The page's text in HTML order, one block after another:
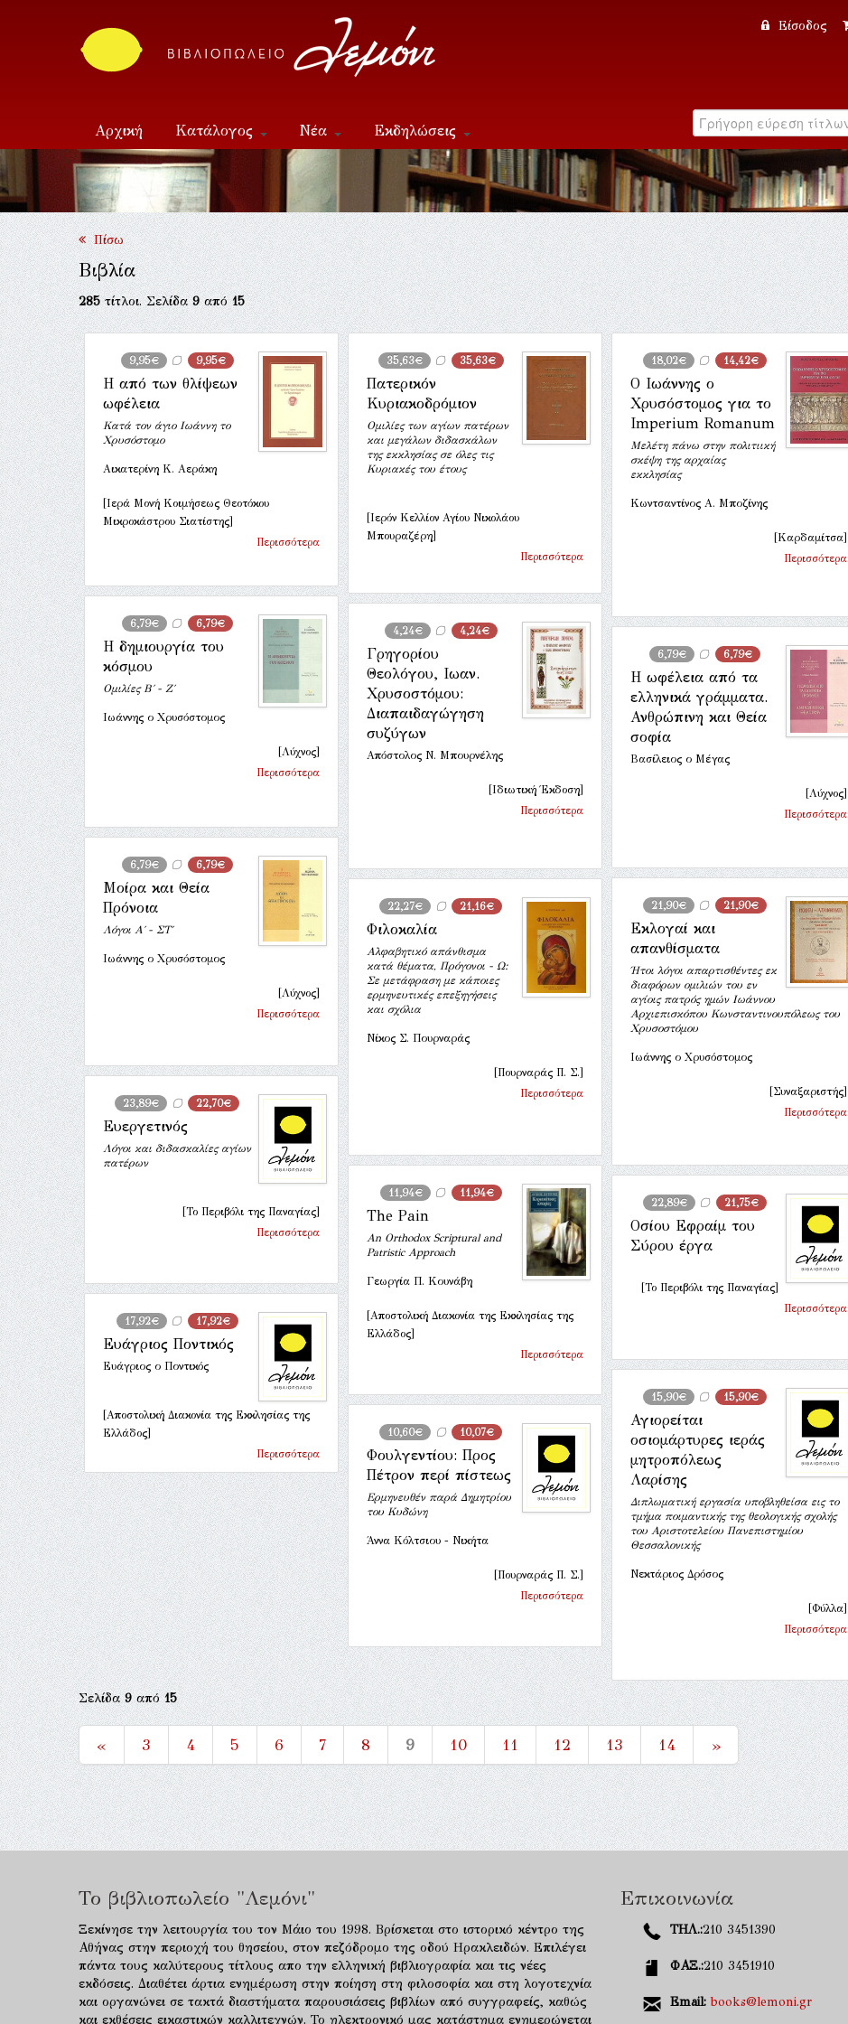
Είσοδος
Αρχική Κατάλογος Νέα Εκδηλώσεις
Επικοινωνία
Πίσω
Βιβλία
285τίτλοι. Σελίδα9από15
9,95€ 9,95€
Η από των θλίψεων
ωφέλεια
Κατά τον άγιο Ιωάννη το
Χρυσόστομο
Αικατερίνη Κ. Αεράκη
[Ιερά Μονή Κοιμήσεως Θεοτόκου
Μικροκάστρου Σιατίστης]
Περισσότερα
35,63€ 35,63€
Πατερικόν
Κυριακοδρόμιον
Ομιλίες των αγίων πατέρων
και μεγάλων διδασκάλων
της εκκλησίας σε όλες τις
Κυριακές του έτους
[Ιερόν Κελλίον Αγίου Νικολάου
Μπουραζέρη]
Περισσότερα
18,02€ 14,42€
Ο Ιωάννης ο
Χρυσόστομος για το
Imperium Romanum
Μελέτη πάνω στην πολιτιική
σκέψη της αρχαίας
εκκλησίας
Κωντσαντίνος Α. Μποζίνης
[Καρδαμίτσα]
Περισσότερα
6,79€ 6,79€
Η δημιουργία του
κόσμου
Ομιλίες Β΄ - Ζ΄
Ιωάννης ο Χρυσόστομος
[Λύχνος]
Περισσότερα
4,24€ 4,24€
Γρηγορίου
Θεολόγου, Ιωαν.
Χρυσοστόμου:
Διαπαιδαγώγηση
συζύγων
Απόστολος Ν. Μπουρνέλης
[Ιδιωτική Έκδοση]
Περισσότερα
6,79€ 6,79€
Η ωφέλεια από τα
ελληνικά γράμματα.
Ανθρώπινη και Θεία
σοφία
Βασίλειος ο Μέγας
[Λύχνος]
Περισσότερα
6,79€ 6,79€
Μοίρα και Θεία
Πρόνοια
Λόγοι Α΄ - ΣΤ΄
Ιωάννης ο Χρυσόστομος
[Λύχνος]
Περισσότερα
21,90€ 21,90€
Εκλογαί και
απανθίσματα
Ήτοι λόγοι απαρτισθέντες εκ
διαφόρων ομιλιών του εν
αγίοις πατρός ημών Ιωάννου
Αρχιεπισκόπου Κωνσταντινουπόλεως του
Χρυσοστόμου
Ιωάννης ο Χρυσόστομος
[Συναξαριστής]
Περισσότερα
22,27€ 21,16€
Φιλοκαλία
Αλφαβητικό απάνθισμα
κατά θέματα, Πρόγονοι - Ω:
Σε μετάφραση με κάποιες
ερμηνευτικές επεξηγήσεις
και σχόλια
Νίκος Σ. Πουρναράς
[Πουρναράς Π. Σ.]
Περισσότερα
23,89€ 22,70€
Ευεργετινός
Λόγοι και διδασκαλίες αγίων
πατέρων
[Το Περιβόλι της Παναγίας]
Περισσότερα
11,94€ 11,94€
The Pain
An Orthodox Scriptural and
Patristic Approach
Γεωργία Π. Κουνάβη
[Αποστολική Διακονία της Εκκλησίας της
Ελλάδος]
Περισσότερα
22,89€ 21,75€
Οσίου Εφραίμ του
Σύρου έργα
[Το Περιβόλι της Παναγίας]
Περισσότερα
17,92€
17,92€
Ευάγριος Ποντικός
Ευάγριος ο Ποντικός
[Αποστολική Διακονία της Εκκλησίας της
Ελλάδος]
Περισσότερα
15,90€ 15,90€
Αγιορείται
οσιομάρτυρες ιεράς
μητροπόλεως
Λαρίσης
Διπλωματική εργασία υποβληθείσα εις το
τμήμα ποιμαντικής της θεολογικής σχολής
του Αριστοτελείου Πανεπιστημίου
Θεσσαλονικής
Νεκτάριος Δρόσος
[Φύλλα]
Περισσότερα
10,60€ 10,07€
Φουλγεντίου: Προς
Πέτρον περί πίστεως
Ερμηνευθέν παρά Δημητρίου
του Κυδώνη
Άννα Κόλτσιου - Νικήτα
[Πουρναράς Π. Σ.]
Περισσότερα
Σελίδα9από15
« 3 4 5 6 7 8 9 10 11 12 13 14 »
Το βιβλιοπωλείο "Λεμόνι"
Ξεκίνησε την λειτουργία του τον Μάιο του 1998. Βρίσκεται στο ιστορικό κέντρο της
Αθήνας στην περιοχή του θησείου, στον πεζόδρομο της οδού Ηρακλειδών. Επιλέγει
πάντα τους καλύτερους τίτλους απο την ελληνική βιβλιογραφία και τις νέες
εκδόσεις. Διαθέτει άρτια ενημέρωση στην ποίηση στη φιλοσοφία και στη λογοτεχνία
και οργανώνει σε τακτά διαστήματα παρουσιάσεις βιβλίων από συγγραφείς, καθώς
και εκθέσεις εικαστικών καλλιτεχνών. Το ηλεκτρονικό μας κατάστημα ενημερώνεται
Επικοινωνία
ΤΗΛ.:210 3451390
ΦΑΞ.:210 3451910
Email: books@lemoni.gr